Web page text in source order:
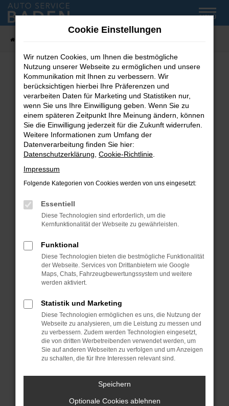
Zum
Hauptinhalt
MENÜ
Fehler: Network Error
Beim Laden ist ein Fehler aufgetreten.
Hier sind ein paar Tipps, die dir helfen können:
Überprüfe deine Firewall und deine
Internetverbindung.
Laden andere Webseiten, zum Beispiel deine
Suchmaschine?
Prüfe deine Browsererweiterungen.
können das Laden bestimmter Seiten
verhindern. Funktioniert die Seite in einem
Fenster?
Starte dein Gerät neu.
Das kann manchmal helfen, vorübergehende
Probleme zu beheben.
Betriebssystem auf dem neuesten Stand
sind.
Veraltete Software birgt nicht nur ein
Sicherheitsrisiko, sondern kann auch dazu
führen, dass bestimmte Funktionen nicht mehr
unterstützt werden.
Wende dich an den Webseitenbetreiber.
Wenn du alle oben genannten Schritte versucht
hast, kontaktiere uns bitte. Wir werden
Cookie Einstellungen
Wir nutzen Cookies, um Ihnen die bestmögliche
Nutzung unserer Webseite zu ermöglichen und unsere
Kommunikation mit Ihnen zu verbessern. Wir
berücksichtigen hierbei Ihre Präferenzen und
verarbeiten Daten für Marketing und Statistiken nur,
wenn Sie uns Ihre Einwilligung geben. Wenn Sie zu
einem späteren Zeitpunkt Ihre Meinung ändern, können
Sie die Einwilligung jederzeit für die Zukunft widerrufen.
Weitere Informationen zum Umfang der
Datenverarbeitung finden Sie hier:
Datenschutzerklärung Cookie-Richtlinie
Impressum
Folgende Kategorien von Cookies werden von uns eingesetzt:
Essentiell
Diese Technologien sind erforderlich, um die
Kernfunktionalität der Webseite zu gewährleisten.
Funktional
Diese Technologien bieten die bestmögliche Funktionalität
der Webseite. Services von Drittanbietern wie Google
Maps, Chats, Fahrzeugbewertungssystem und weitere
werden aktiviert.
Statistik und Marketing
Diese Technologien ermöglichen es uns, die Nutzung der
Webseite zu analysieren, um die Leistung zu messen und
zu verbessern. Zudem werden Technologien eingesetzt,
die von dritten Werbetreibenden verwendet werden, um
Sie auf anderen Webseiten zu verfolgen und um Anzeigen
zu schalten, die für Ihre Interessen relevant sind.
Speichern
Optionale Cookies ablehnen